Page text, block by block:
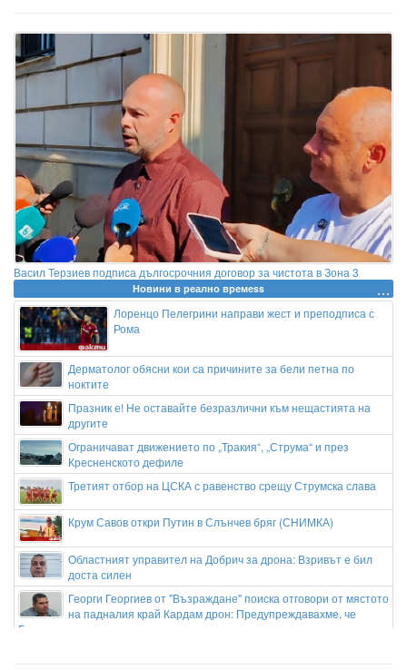
Васил Терзиев подписа дългосрочния договор за чистота в Зона 3
Новини в реално времеss
Лоренцо Пелегрини направи жест и преподписа с
Рома
Дерматолог обясни кои са причините за бели петна по
ноктите
Празник е! Не оставайте безразлични към нещастията на
другите
Ограничават движението по „Тракия“, „Струма“ и през
Кресненското дефиле
Третият отбор на ЦСКА с равенство срещу Струмска слава
Крум Савов откри Путин в Слънчев бряг (СНИМКА)
Областният управител на Добрич за дрона: Взривът е бил
доста силен
Георги Георгиев от "Възраждане" поиска отговори от мястото
на падналия край Кардам дрон: Предупреждавахме, че
България ще понесе последиците